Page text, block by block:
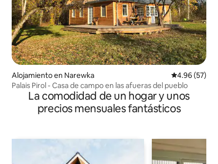
Alojamiento en Narewka Calificación
4.96 (57)
Palais Pirol - Casa de campo en las afueras del pueblo
La comodidad de un hogar y unos
precios mensuales fantásticos